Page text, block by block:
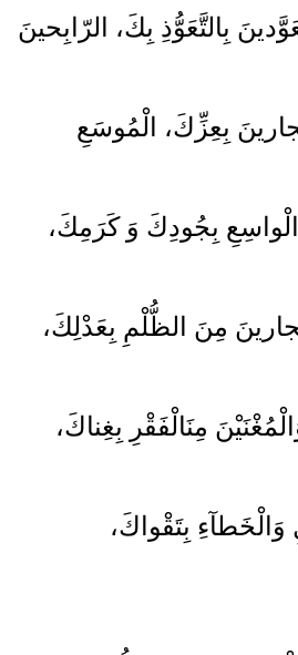
بِالتَّعَوُّذِ بِكَ، الرّابِحينَ
بِعِزِّكَ، الْمُوسَعِ
بِجُودِكَ وَ كَرَمِكَ،
مِنَ الظُّلْمِ بِعَدْلِكَ،
مِنَ‏الْفَقْرِ بِغِناكَ،
بِتَقْواكَ،